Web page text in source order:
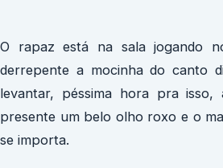
O rapaz está na sala jogando
derrepente a mocinha do canto
levantar, péssima hora pra isso,
presente um belo olho roxo e o
se importa.